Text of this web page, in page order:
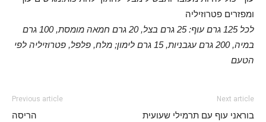
ומפזרים פטרוזיליה
לכל 125 גרם עוף: 25 גרם בצל, 20 גרם חמאה מומסת, 100 גרם
במיה, 200 גרם עגבניות, 15 גרם לימון; מלח, פלפל, פטרוזיליה לפי
הטעם
Previous article
הריסה
Next article
בוראני עוף עם תרמילי שעועית